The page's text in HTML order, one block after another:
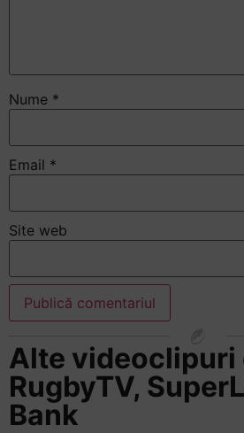
Nume *
Email *
Site web
Alte videoclipuri
RugbyTV,
Bank